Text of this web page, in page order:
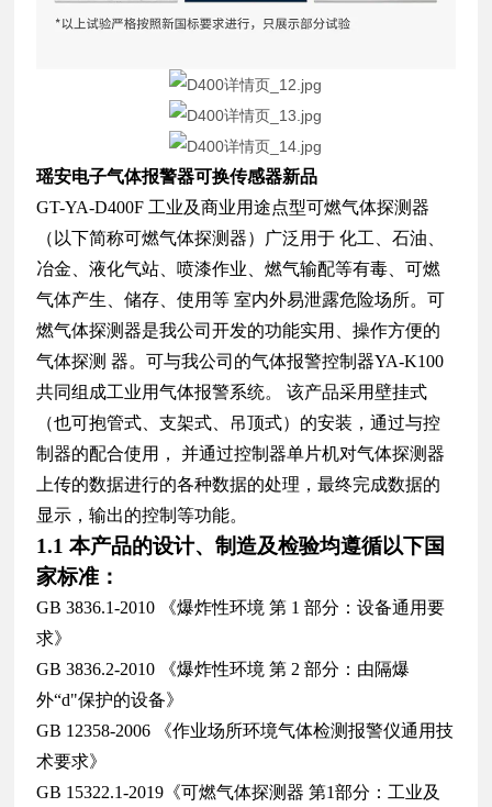
瑶安电子气体报警器可换传感器新品
GT-YA-D400F 工业及商业用途点型可燃气体探测器
（以下简称可燃气体探测器）广泛用于化工、石油、
冶金、液化气站、喷漆作业、燃气输配等有毒、可燃
气体产生、储存、使用等室内外易泄露危险场所。可
燃气体探测器是我公司开发的功能实用、操作方便的
气体探测器。可与我公司的气体报警控制器YA-K100
共同组成工业用气体报警系统。该产品采用壁挂式
（也可抱管式、支架式、吊顶式）的安装，通过与控
制器的配合使用，并通过控制器单片机对气体探测器
上传的数据进行的各种数据的处理，最终完成数据的
显示，输出的控制等功能。
1.1 本产品的设计、制造及检验均遵循以下国
家标准：
GB 3836.1-2010 《爆炸性环境 第 1 部分：设备通用要
求》
GB 3836.2-2010 《爆炸性环境 第 2 部分：由隔爆
外“d"保护的设备》
GB 12358-2006 《作业场所环境气体检测报警仪通用技
术要求》
GB 15322.1-2019《可燃气体探测器 第1部分：工业及